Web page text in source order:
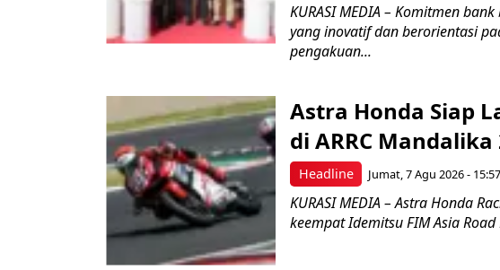
KURASI MEDIA – Komitmen
yang inovatif dan berorientasi
pengakuan...
Headline
Astra Honda Siap
di ARRC Mandalika
Jumat, 7 Agu 2026 - 15:57
KURASI MEDIA – Astra Honda
keempat Idemitsu FIM Asia Road